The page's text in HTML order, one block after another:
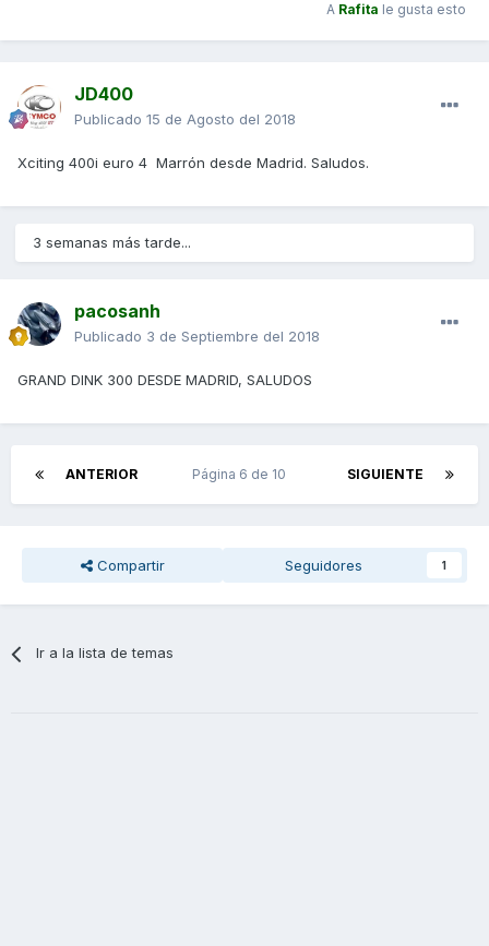
A Rafita le gusta esto
JD400
Publicado 15 de Agosto del 2018
Xciting 400i euro 4 Marrón desde Madrid. Saludos.
3 semanas más tarde...
pacosanh
Publicado 3 de Septiembre del 2018
GRAND DINK 300 DESDE MADRID, SALUDOS
ANTERIOR SIGUIENTE
Página 6 de 10
Compartir Seguidores 1
Ir a la lista de temas